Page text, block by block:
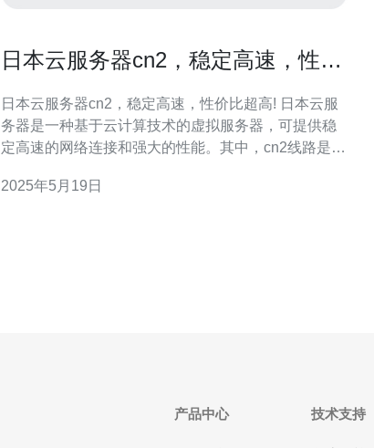
日本云服务器cn2，稳定高速，性价
日本云服务器cn2，稳定高速，性价比超高! 日本云服
务器是一种基于云计算技术的虚拟服务器，可提供稳
定高速的网络连接和强大的性能。其中，cn2线路是一
网络连接的用户。 日本云服务器cn2具有以下优势：
2025年5月19日
产品中心 技术支持